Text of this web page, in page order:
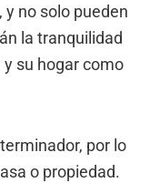
no solo pueden
la tranquilidad
su hogar como
por lo
o propiedad.